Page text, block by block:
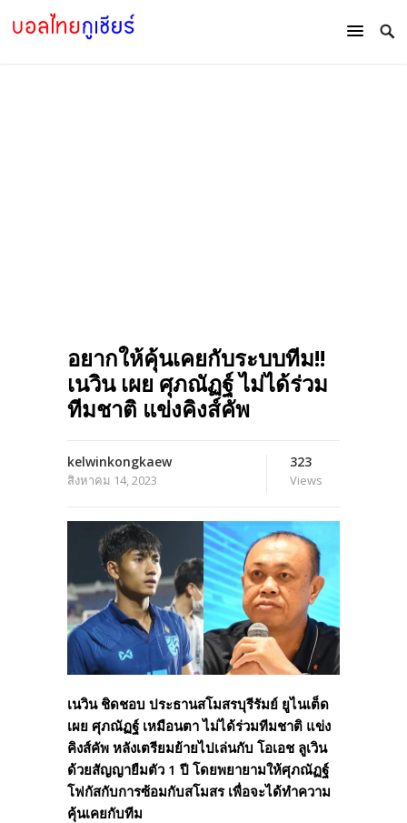
อยากให้คุ้นเคยกับระบบทีม!!
เนวิน เผย ศุภณัฏฐ์ ไม่ได้ร่วม
ทีมชาติ แข่งคิงส์คัพ
kelwinkongkaew
สิงหาคม 14, 2023
323
Views
เนวิน ชิดชอบ ประธานสโมสรบุรีรัมย์ ยูไนเต็ด
เผย ศุภณัฏฐ์ เหมือนตา ไม่ได้ร่วมทีมชาติ แข่ง
คิงส์คัพ หลังเตรียมย้ายไปเล่นกับ โอเอช ลูเวิน
ด้วยสัญญายืมตัว 1 ปี โดยพยายามให้ศุภณัฏฐ์
โฟกัสกับการซ้อมกับสโมสร เพื่อจะได้ทำความ
คุ้นเคยกับทีม